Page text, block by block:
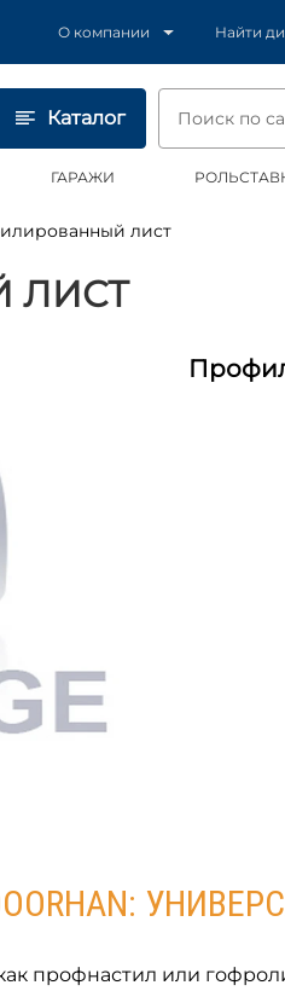
О компании Найти
Каталог
ГАРАЖИ
лист
ЛИСТ
профнастил или